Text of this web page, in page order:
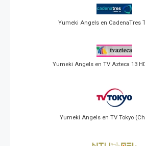
Yumeki Angels en CadenaTres
Yumeki Angels en TV Azteca 13
Yumeki Angels en TV Tokyo